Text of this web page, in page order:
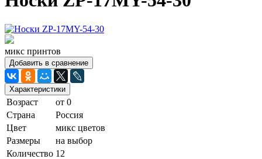
микс принтов
Добавить в сравнение
Характеристики
Возраст
от 0
Страна
Россия
Цвет
микс цветов
Размеры
на выбор
Количество 12